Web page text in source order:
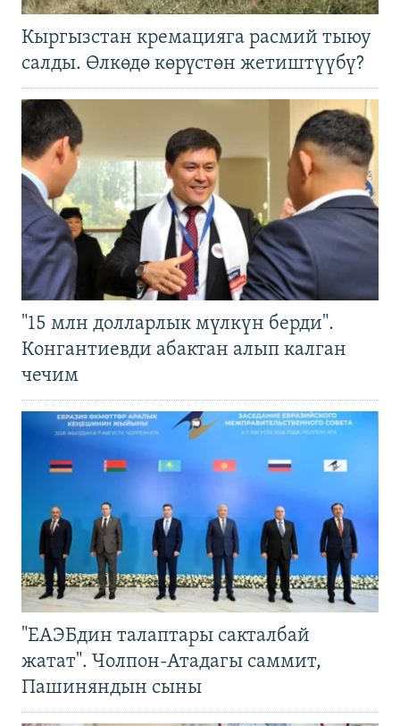
Кыргызстан кремацияга расмий тыюу
салды. Өлкөдө көрүстөн жетиштүүбү?
"15 млн долларлык мүлкүн берди".
Конгантиевди абактан алып калган
чечим
"ЕАЭБдин талаптары сакталбай
жатат". Чолпон-Атадагы саммит,
Пашиняндын сыны